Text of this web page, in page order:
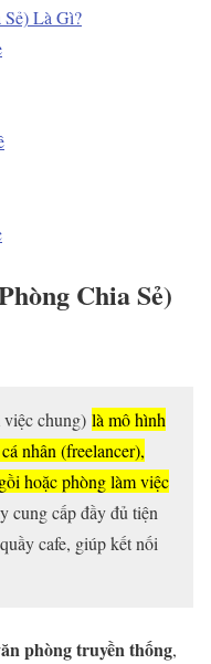
Sẻ) Là Gì?
Chia Sẻ)
chung) là mô hình
nhân (freelancer),
hoặc phòng làm việc
cung cấp đầy đủ tiện
cafe, giúp kết nối
phòng truyền thống,